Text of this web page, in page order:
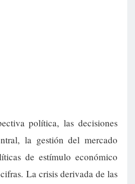
política, las decisiones
la gestión del mercado
de estímulo económico
La crisis derivada de las